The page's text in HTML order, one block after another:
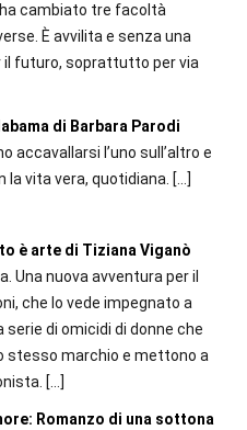
cambiato tre facoltà
È avvilita e senza una
il futuro, soprattutto per via
di Barbara Parodi
accavallarsi l’uno sull’altro e
la vita vera, quotidiana. […]
è arte di Tiziana Viganò
Una nuova avventura per il
che lo vede impegnato a
serie di omicidi di donne che
stesso marchio e mettono a
[…]
Romanzo di una sottona